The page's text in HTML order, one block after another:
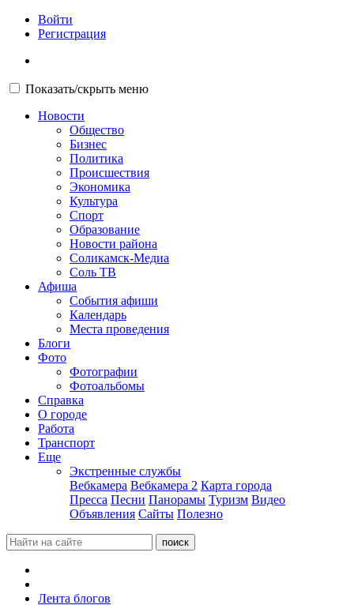
Войти
Регистрация
Показать/скрыть меню
Новости
Общество
Бизнес
Политика
Происшествия
Экономика
Культура
Спорт
Образование
Новости района
Соликамск-Медиа
Соль ТВ
Афиша
События афиши
Календарь
Места проведения
Блоги
Фото
Фотографии
Фотоальбомы
Справка
О городе
Работа
Транспорт
Еще
Экстренные службы
Вебкамера Вебкамера 2 Карта города
Пресса Песни Панорамы Туризм Видео
Объявления Сайты Полезно
Лента блогов